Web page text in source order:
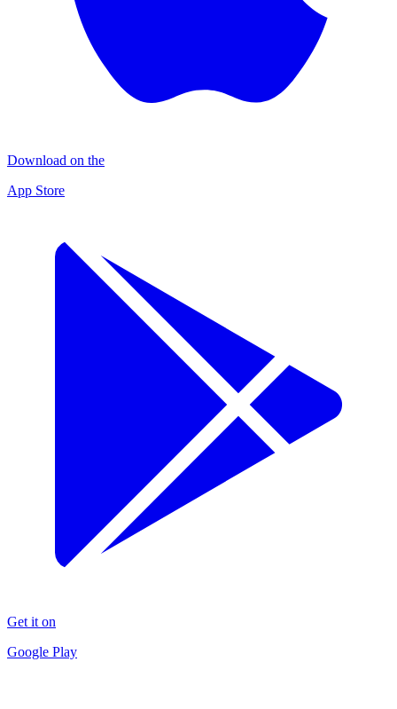
Download on the
App Store
Get it on
Google Play